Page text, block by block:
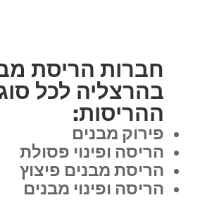
חברות הריסת
בהרצליה לכל
ההריסות:
פירוק מבנים
הריסה ופינוי פסולת
הריסת מבנים פיצוץ
הריסה ופינוי מבנים